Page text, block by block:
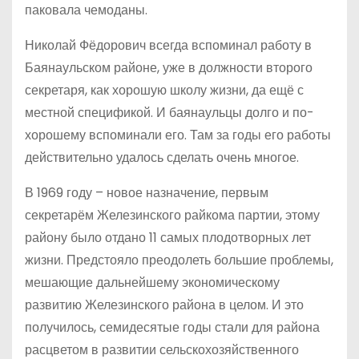
паковала чемоданы.
Николай Фёдорович всегда вспоминал работу в
Баянаульском районе, уже в должности второго
секретаря, как хорошую школу жизни, да ещё с
местной спецификой. И баянаульцы долго и по-
хорошему вспоминали его. Там за годы его работы
действительно удалось сделать очень многое.
В 1969 году – новое назначение, первым
секретарём Железинского райкома партии, этому
району было отдано 11 самых плодотворных лет
жизни. Предстояло преодолеть большие проблемы,
мешающие дальнейшему экономическому
развитию Железинского района в целом. И это
получилось, семидесятые годы стали для района
расцветом в развитии сельскохозяйственного